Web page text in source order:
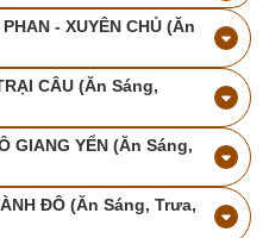
- XUYÊN CHỦ (Ăn
CÂU (Ăn Sáng,
GIANG YỂN (Ăn Sáng,
ĐÔ (Ăn Sáng, Trưa,